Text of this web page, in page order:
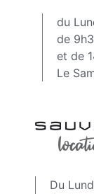
du
de
et de
Le
Du